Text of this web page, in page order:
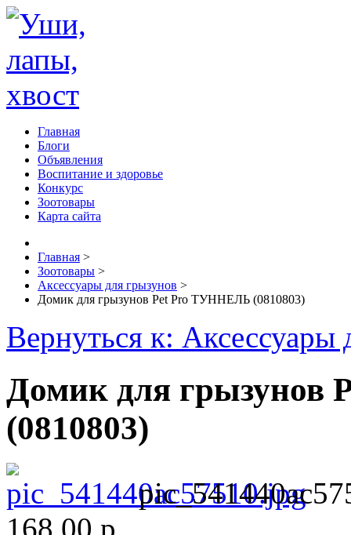
Главная
Блоги
Объявления
Воспитание и здоровье
Конкурс
Зоотовары
Карта сайта
Главная >
Зоотовары >
Аксессуары для грызунов >
Домик для грызунов Pet Pro ТУННЕЛЬ (0810803)
Вернуться к: Аксессуары
Домик для
(0810803)
168,00 р.